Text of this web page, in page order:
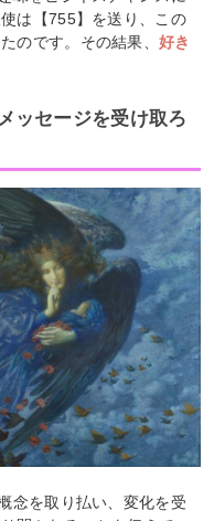
は【755】を送り、この
のです。その結果、好き
ッセージを受け取ろ
念を取り払い、変化を受